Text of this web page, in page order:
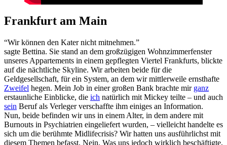
Frankfurt am Main
“Wir können den Kater nicht mitnehmen.”
sagte Bettina. Sie stand an dem großzügigen Wohnzimmerfenster
unseres Appartements in einem gepflegten Viertel Frankfurts, blickte
auf die nächtliche Skyline. Wir arbeiten beide für die
Geldgesellschaft, für ein System, an dem wir mittlerweile ernsthafte
Zweifel hegen. Mein Job in einer großen Bank brachte mir ganz
erstaunliche Einblicke, die ich natürlich mit Mickey teilte – und auch
sein Beruf als Verleger verschaffte ihm einiges an Information.
Nun, beide befinden wir uns in einem Alter, in dem andere mit
Burnouts in Psychiatrien eingeliefert wurden, – vielleicht handelte es
sich um die berühmte Midlifecrisis? Wir hatten uns ausführlichst mit
diesem Themen befasst. Nein. Was uns jedoch wirklich beschäftigte,